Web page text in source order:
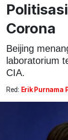
Corona
Beijing
laboratorium
CIA.
Red: Erik Purnama